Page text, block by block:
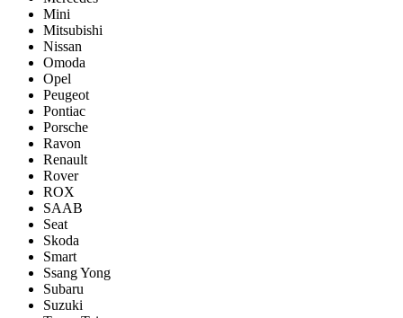
Mini
Mitsubishi
Nissan
Omoda
Opel
Peugeot
Pontiac
Porsсhe
Ravon
Renault
Rover
ROX
SAAB
Seat
Skoda
Smart
Ssang Yong
Subaru
Suzuki